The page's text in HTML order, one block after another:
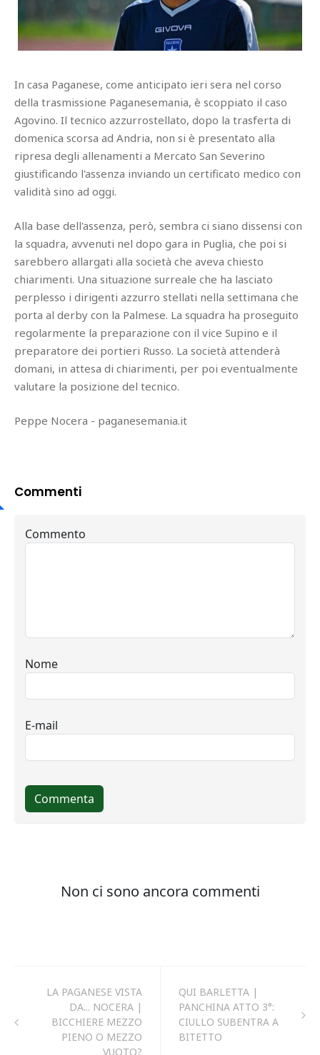
In casa Paganese, come anticipato ieri sera nel corso
della trasmissione Paganesemania, è scoppiato il caso
Agovino. Il tecnico azzurrostellato, dopo la trasferta di
domenica scorsa ad Andria, non si è presentato alla
ripresa degli allenamenti a Mercato San Severino
giustificando l'assenza inviando un certificato medico con
validità sino ad oggi.
Alla base dell'assenza, però, sembra ci siano dissensi con
la squadra, avvenuti nel dopo gara in Puglia, che poi si
sarebbero allargati alla società che aveva chiesto
chiarimenti. Una situazione surreale che ha lasciato
perplesso i dirigenti azzurro stellati nella settimana che
porta al derby con la Palmese. La squadra ha proseguito
regolarmente la preparazione con il vice Supino e il
preparatore dei portieri Russo. La società attenderà
domani, in attesa di chiarimenti, per poi eventualmente
valutare la posizione del tecnico.
Peppe Nocera - paganesemania.it
Commenti
LA PAGANESE VISTA
DA... NOCERA |
BICCHIERE MEZZO
PIENO O MEZZO
VUOTO?
QUI BARLETTA |
PANCHINA ATTO 3°:
CIULLO SUBENTRA A
BITETTO